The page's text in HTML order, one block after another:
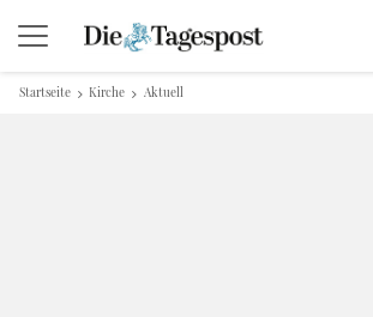
Startseite Kirche Aktuell